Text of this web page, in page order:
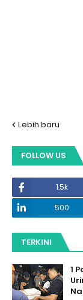
Lebih baru
FOLLOW US
1.5k
500
TERKINI
1